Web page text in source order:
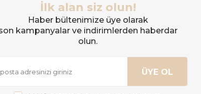
İlk alan siz olun!
Haber bültenimize üye olarak
kampanyalar ve indirimlerden haberdar
olun.
ÜYE OL